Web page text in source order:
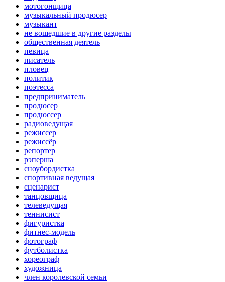
мотогонщица
музыкальный продюсер
музыкант
не вошедшие в другие разделы
общественная деятель
певица
писатель
пловец
политик
поэтесса
предприниматель
продюсер
продюссер
радиоведущая
режиссер
режиссёр
репортер
рэперша
сноубордистка
спортивная ведущая
сценарист
танцовщица
телеведущая
теннисист
фигуристка
фитнес-модель
фотограф
футболистка
хореограф
художница
член королевской семьи